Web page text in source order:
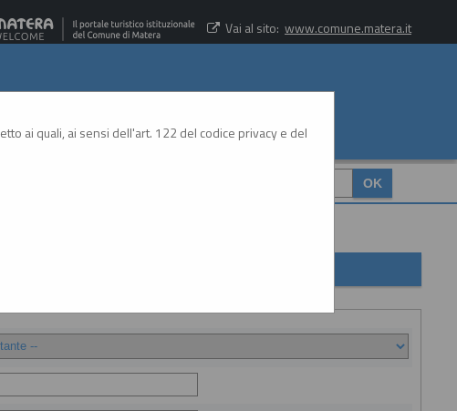
Vai al sito: www.comune.matera.it
ai quali, ai sensi dell'art. 122 del codice privacy e del